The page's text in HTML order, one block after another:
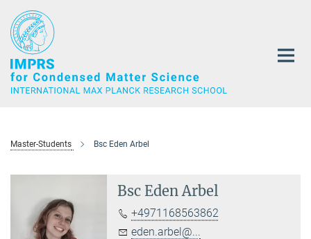
Main-
Content
Master-Students Bsc Eden Arbel
Bsc Eden Arbel
+4971168563862
eden.arbel@...